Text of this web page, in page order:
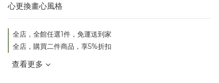
心更換畫心風格
全店，全館任選1件，免運送到家
全店，購買二件商品，享5%折扣
查看更多